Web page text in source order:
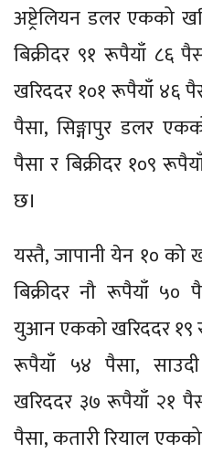
अष्ट्रेलियन डलर एकको
बिक्रीदर ९१ रूपैयाँ ८६
खरिददर १०१ रूपैयाँ ४६
पैसा, सिङ्गापुर डलर
पैसा र बिक्रीदर १०९
छ।
यस्तै, जापानी येन १० को
बिक्रीदर नौ रूपैयाँ ५०
युआन एकको खरिददर १९
रूपैयाँ ५४ पैसा,
खरिददर ३७ रूपैयाँ २१
पैसा, कतारी रियाल